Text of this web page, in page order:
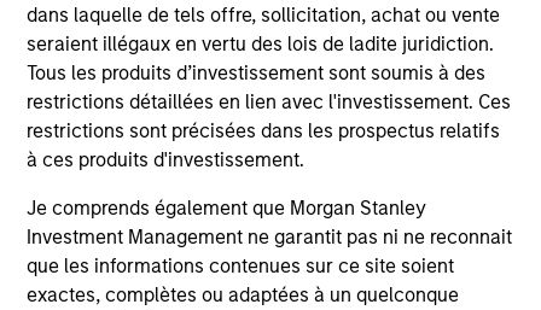
dans laquelle de tels offre, sollicitation, achat ou vente
seraient illégaux en vertu des lois de ladite juridiction.
Tous les produits d’investissement sont soumis à des
restrictions détaillées en lien avec l'investissement. Ces
restrictions sont précisées dans les prospectus relatifs
à ces produits d'investissement.
Je comprends également que Morgan Stanley
Investment Management ne garantit pas ni ne reconnait
que les informations contenues sur ce site soient
exactes, complètes ou adaptées à un quelconque
MEDIA APPEARANCE
Financial Services Review: Building
Personalized Portfolios through Direct
Indexing
Parametric Portfolio Associates has been